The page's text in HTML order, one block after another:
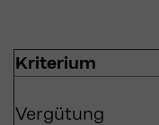
Kriterium
Vergütung